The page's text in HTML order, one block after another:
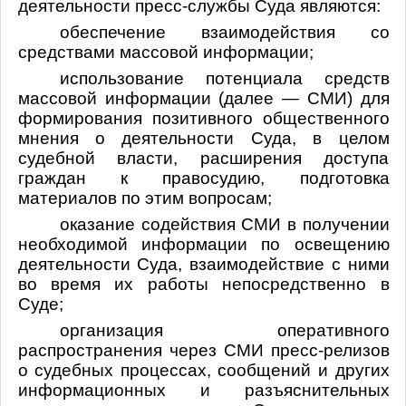
деятельности пресс-службы Суда являются:
обеспечение взаимодействия со
средствами массовой информации;
использование потенциала средств
массовой информации (далее — СМИ) для
формирования позитивного общественного
мнения о деятельности Суда, в целом
судебной власти, расширения доступа
граждан к правосудию, подготовка
материалов по этим вопросам;
оказание содействия СМИ в получении
необходимой информации по освещению
деятельности Суда, взаимодействие с ними
во время их работы непосредственно в
Суде;
организация оперативного
распространения через СМИ пресс-релизов
о судебных процессах, сообщений и других
информационных и разъяснительных